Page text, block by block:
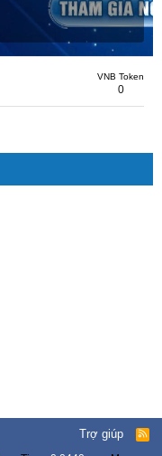
VNB Token
0
Trợ giúp
R